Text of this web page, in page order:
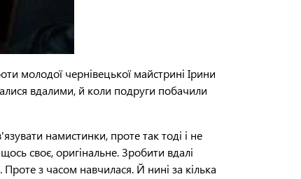
молодої чернівецької майстрині Ірини
вдалими, й коли подруги побачили
намистинки, проте так тоді і не
своє, оригінальне. Зробити вдалі
з часом навчилася. Й нині за кілька